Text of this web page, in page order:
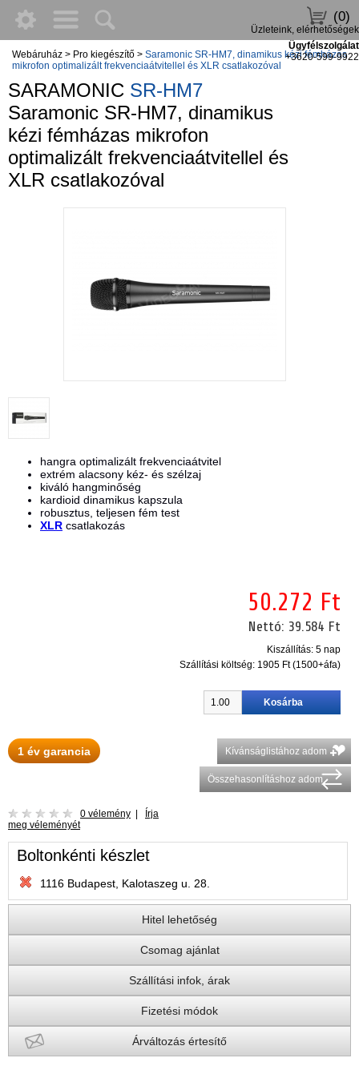
(0)
Üzleteink, elérhetőségek
Ügyfélszolgálat
+3620-599-9922
Webáruház > Pro kiegészítő > Saramonic SR-HM7, dinamikus kézi fémházas
mikrofon optimalizált frekvenciaátvitellel és XLR csatlakozóval
SARAMONIC SR-HM7
Saramonic SR-HM7, dinamikus
kézi fémházas mikrofon
optimalizált frekvenciaátvitellel és
XLR csatlakozóval
hangra optimalizált frekvenciaátvitel
extrém alacsony kéz- és szélzaj
kiváló hangminőség
kardioid dinamikus kapszula
robusztus, teljesen fém test
XLR csatlakozás
50.272 Ft
Nettó: 39.584 Ft
Kiszállítás: 5 nap
Szállítási költség: 1905 Ft (1500+áfa)
1 év garancia Kívánságlistához adom
Összehasonlításhoz adom
0 vélemény
Írja
meg véleményét
Boltonkénti készlet
1116 Budapest, Kalotaszeg u. 28.
Hitel lehetőség
Csomag ajánlat
Szállítási infok, árak
Fizetési módok
Árváltozás értesítő